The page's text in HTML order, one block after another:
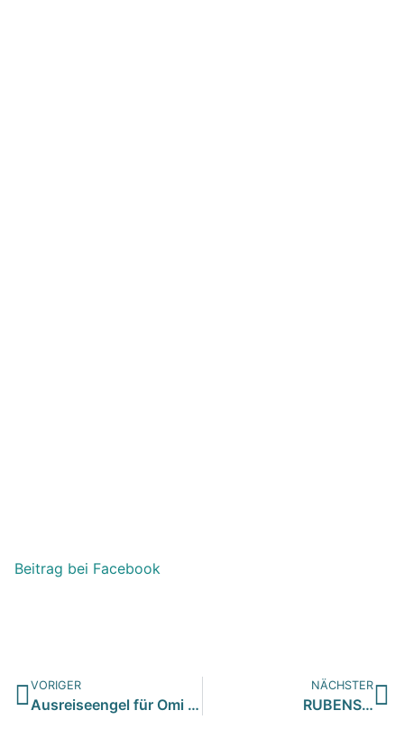
Beitrag bei Facebook
VORIGER
Ausreiseengel für Omi Leila dringend gesucht…
NÄCHSTER
RUBENS…